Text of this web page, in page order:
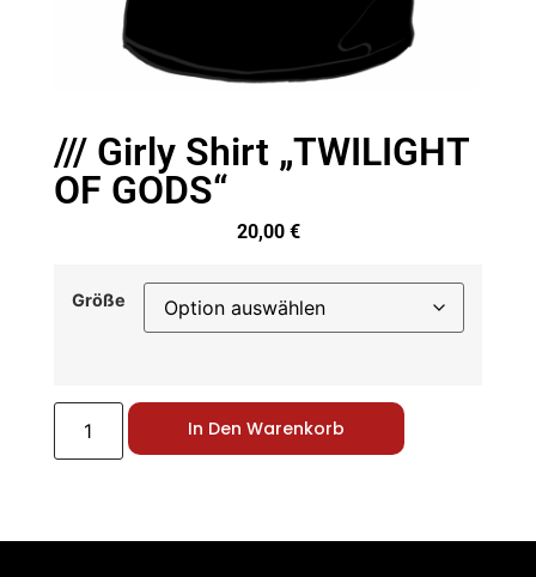
/// Girly Shirt „TWILIGHT
OF GODS“
20,00 €
Größe
In Den Warenkorb